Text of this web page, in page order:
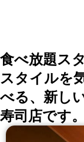
食べ放題ス
スタイルを
べる、新し
寿司店です。